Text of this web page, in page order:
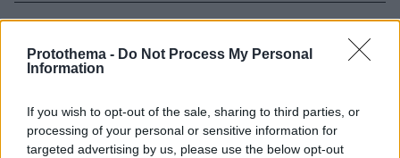
Protothema - Do Not Process My Personal
Information
If you wish to opt-out of the sale, sharing to third parties, or
processing of your personal or sensitive information for
targeted advertising by us, please use the below opt-out